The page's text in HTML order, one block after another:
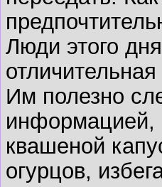
Люди этого
Им полезно
информацией,
квашеной
огурцов,